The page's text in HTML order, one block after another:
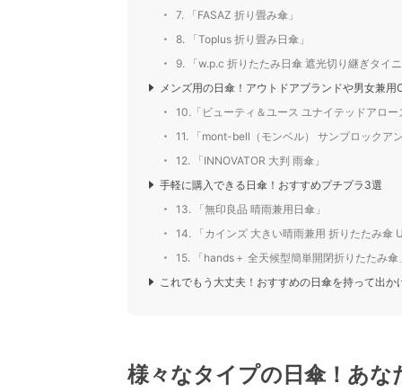
7. 「FASAZ 折り畳み傘」
8. 「Toplus 折り畳み日傘」
9. 「w.p.c 折りたたみ日傘 遮光切り継ぎタイ
メンズ用の日傘！アウトドアブランドや男女兼用
10.「ビューティ＆ユース ユナイテッドアロ
11. 「mont-bell（モンベル） サンブロックア
12. 「INNOVATOR 大判 雨傘」
手軽に購入できる日傘！おすすめプチプラ3選
13. 「無印良品 晴雨兼用日傘」
14. 「カインズ 大きい晴雨兼用 折りたたみ傘
15. 「hands＋ 全天候型簡単開閉折りたたみ傘
これでもう大丈夫！おすすめの日傘を持って出か
様々なタイプの日傘！あ